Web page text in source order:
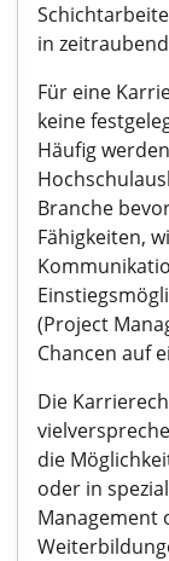
in
Für eine
keine
Häufig
Branche
Fähigkeiten,
(Project
Chancen auf
Die
die
oder in
Management